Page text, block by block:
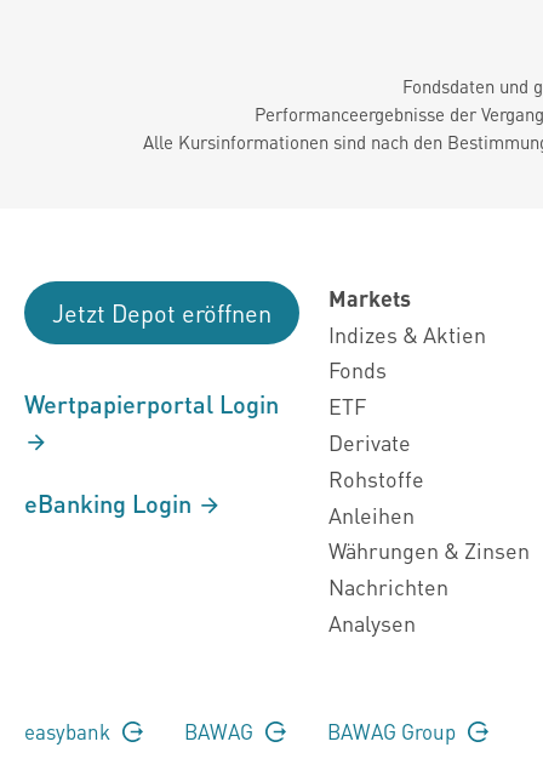
Fondsdaten und
Performanceergebnisse der
Alle Kursinformationen sind nach den
Jetzt Depot eröffnen
Wertpapierportal Login
eBanking Login
Markets
Indizes & Aktien
Fonds
ETF
Derivate
Rohstoffe
Anleihen
Währungen & Zinsen
Nachrichten
Analysen
easybank BAWAG BAWAG Group